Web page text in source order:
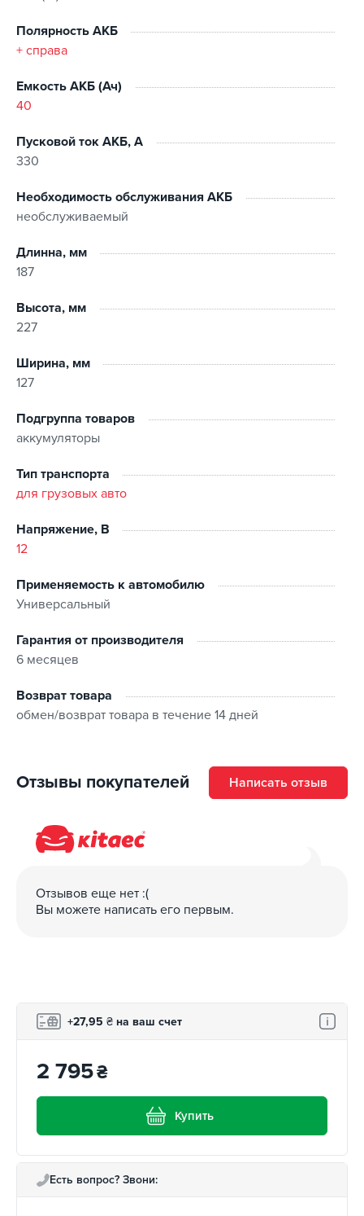
Полярность АКБ
+ справа
Емкость АКБ (Ач)
40
Пусковой ток АКБ, А
330
Необходимость обслуживания АКБ
необслуживаемый
Длинна, мм
187
Высота, мм
227
Ширина, мм
127
Подгруппа товаров
аккумуляторы
Тип транспорта
для грузовых авто
Напряжение, В
12
Применяемость к автомобилю
Универсальный
Гарантия от производителя
6 месяцев
Возврат товара
обмен/возврат товара в течение 14 дней
Отзывы покупателей Написать отзыв
Отзывов еще нет :(
Вы можете написать его первым.
+27,95 ₴ на ваш счет
2 795₴
Купить
Есть вопрос? Звони: